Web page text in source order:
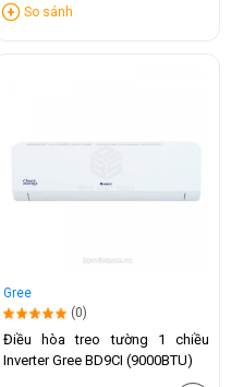
So sánh
Gree
(0)
Điều hòa treo tường 1 chiều
Inverter Gree BD9CI (9000BTU)